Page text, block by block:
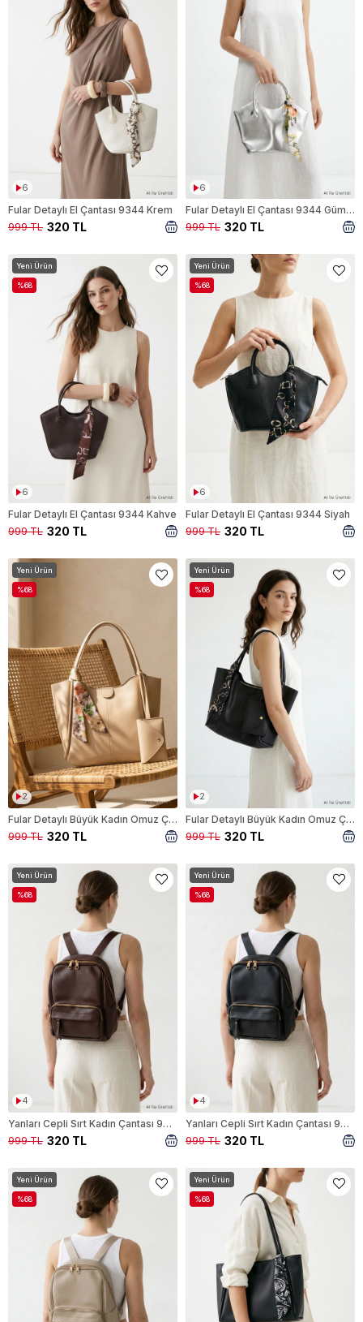
6
Fular Detaylı El Çantası 9344 Krem
320 TL
999 TL
6
Fular Detaylı El Çantası 9344 Gümüş
320 TL
999 TL
6
Fular Detaylı El Çantası 9344 Kahve
320 TL
999 TL
Yeni Ürün
%68
6
Fular Detaylı El Çantası 9344 Siyah
320 TL
999 TL
Yeni Ürün
%68
2
Fular Detaylı Büyük Kadın Omuz Çantası 9368 Vizon
320 TL
999 TL
Yeni Ürün
%68
2
Fular Detaylı Büyük Kadın Omuz Çantası 9368 Siyah
320 TL
999 TL
Yeni Ürün
%68
4
Yanları Cepli Sırt Kadın Çantası 9358 Acı Kahve
320 TL
999 TL
Yeni Ürün
%68
4
Yanları Cepli Sırt Kadın Çantası 9358 Siyah
320 TL
999 TL
Yeni Ürün
%68
Yeni Ürün
%68
Yeni Ürün
%68